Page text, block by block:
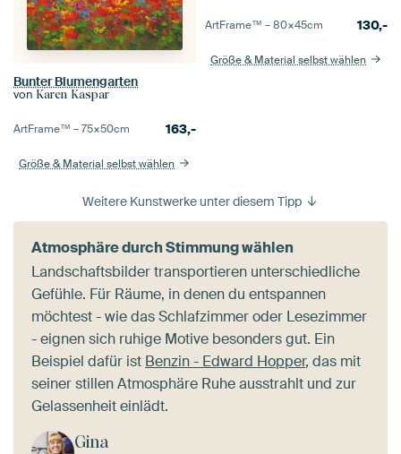
Bunter Blumengarten
von Karen Kaspar
ArtFrame™ –75×50cm 163,-
Größe & Material selbst wählen
ArtFrame™ –80×45cm 130,-
Größe & Material selbst wählen
Weitere Kunstwerke unter diesem Tipp
Atmosphäre durch Stimmung wählen
Landschaftsbilder transportieren unterschiedliche
Gefühle. Für Räume, in denen du entspannen
möchtest - wie das Schlafzimmer oder Lesezimmer
- eignen sich ruhige Motive besonders gut. Ein
Beispiel dafür ist Benzin - Edward Hopper, das mit
seiner stillen Atmosphäre Ruhe ausstrahlt und zur
Gelassenheit einlädt.
Gina